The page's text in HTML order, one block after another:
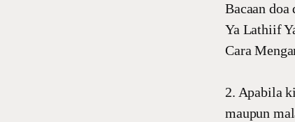
Bacaan
Ya Lathiif
Cara
2. Apabila
maupun